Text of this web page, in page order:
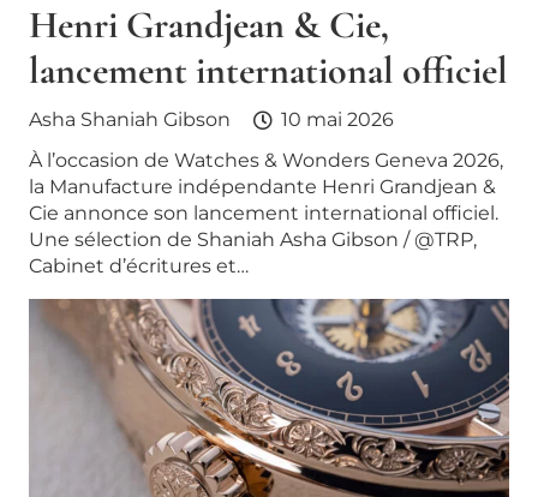
Henri Grandjean & Cie,
lancement international officiel
Asha Shaniah Gibson
10 mai 2026
À l’occasion de Watches & Wonders Geneva 2026,
la Manufacture indépendante Henri Grandjean &
Cie annonce son lancement international officiel.
Une sélection de Shaniah Asha Gibson / @TRP,
Cabinet d’écritures et…